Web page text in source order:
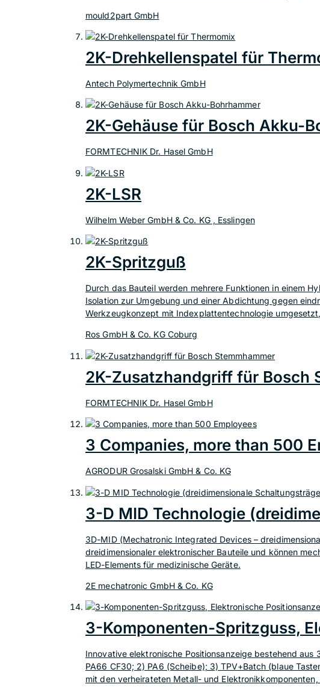
mould2part GmbH
2K-Drehkellenspatel für
Antech Polymertechnik GmbH
2K-Gehäuse für Bosch Akku-
FORMTECHNIK Dr. Hasel GmbH
2K-LSR
Wilhelm Weber GmbH & Co. KG , Esslingen
2K-Spritzguß
Durch das Bauteil werden mehrere Funktionen in einem
Isolation zur Umgebung und einer Abdichtung gegen
Werkzeugkonzept mit Indexplattentechnologie
Ros GmbH & Co. KG Coburg
2K-Zusatzhandgriff für Bosch
FORMTECHNIK Dr. Hasel GmbH
3 Companies, more than 500
AGRODUR Grosalski GmbH & Co. KG
3-D MID Technologie
3D-MID (Mechatronic Integrated Devices –
dreidimensionaler elektronischer Bauteile und können
LED-Elements für medizinische Geräte.
2E mechatronic GmbH & Co. KG
3-Komponenten-Spritzguss,
Innovative elektronische Positionsanzeige bestehend aus
PA66 CF30; 2) PA6 (Scheibe); 3) TPV+Batch (blaue
mit den verheirateten Metall- und